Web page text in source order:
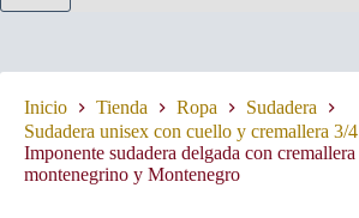
Inicio Tienda Ropa
Sudadera
Sudadera unisex con cuello y cremallera 3/4
Imponente sudadera delgada con cremallera
montenegrino y Montenegro